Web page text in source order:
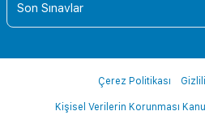
Son Sınavlar
Çerez Politikası
Kişisel Verilerin Korunması